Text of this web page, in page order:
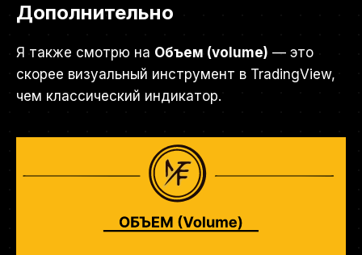
Дополнительно
Я также смотрю на Объем (volume) — это
скорее визуальный инструмент в TradingView,
чем классический индикатор.